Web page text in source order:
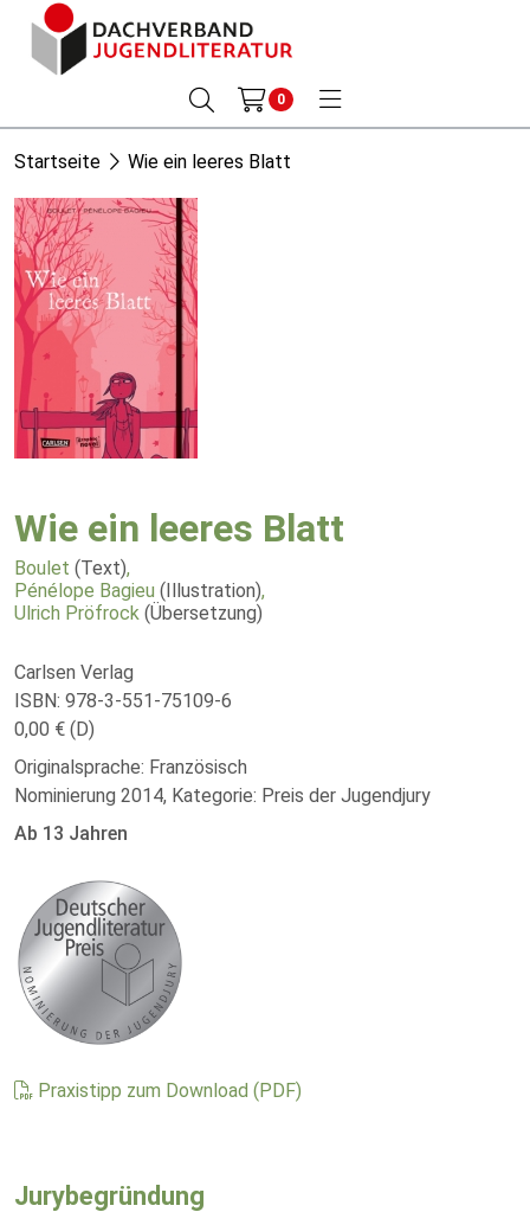
0
Startseite Wie ein leeres Blatt
Wie ein leeres Blatt
Boulet (Text),
Pénélope Bagieu (Illustration),
Ulrich Pröfrock (Übersetzung)
Carlsen Verlag
ISBN: 978-3-551-75109-6
0,00 € (D)
Originalsprache: Französisch
Nominierung 2014, Kategorie: Preis der Jugendjury
Ab 13 Jahren
Praxistipp zum Download (PDF)
Jurybegründung